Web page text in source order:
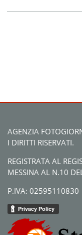
AGENZIA
I DIRITTI RISERVATI.
REGISTRATA AL
MESSINA AL N.10
P.IVA: 02595110830